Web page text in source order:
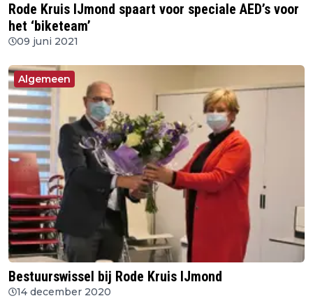
Rode Kruis IJmond spaart voor speciale AED’s voor
het ‘biketeam’
09 juni 2021
Algemeen
Bestuurswissel bij Rode Kruis IJmond
14 december 2020